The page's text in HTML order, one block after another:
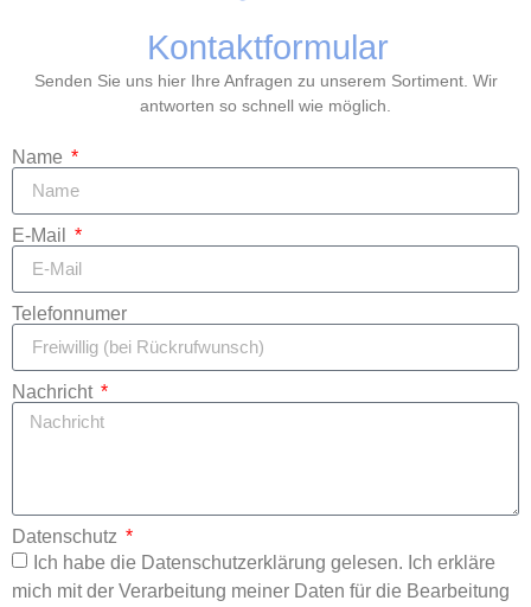
Kontaktformular
Senden Sie uns hier Ihre Anfragen zu unserem Sortiment. Wir
antworten so schnell wie möglich.
Name
E-Mail
Telefonnumer
Nachricht
Datenschutz
Ich habe die Datenschutzerklärung gelesen. Ich erkläre
mich mit der Verarbeitung meiner Daten für die Bearbeitung